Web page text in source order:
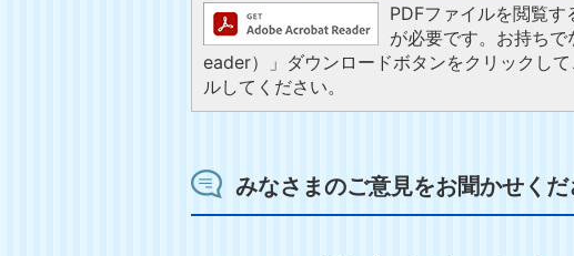
PDFファイルを閲覧
が必要です。お持ち
eader）」ダウンロードボタンをクリックし
ルしてください。
みなさまのご意見をお聞かせくだ